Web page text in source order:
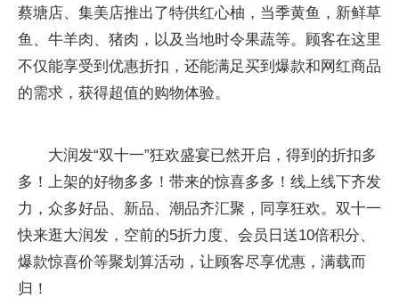
蔡塘店、集美店推出了特供红心柚，当季黄鱼，新鲜草
鱼、牛羊肉、猪肉，以及当地时令果蔬等。顾客在这里
不仅能享受到优惠折扣，还能满足买到爆款和网红商品
的需求，获得超值的购物体验。
大润发“双十一”狂欢盛宴已然开启，得到的折扣多
多！上架的好物多多！带来的惊喜多多！线上线下齐发
力，众多好品、新品、潮品齐汇聚，同享狂欢。双十一
快来逛大润发，空前的5折力度、会员日送10倍积分、
爆款惊喜价等聚划算活动，让顾客尽享优惠，满载而
归！